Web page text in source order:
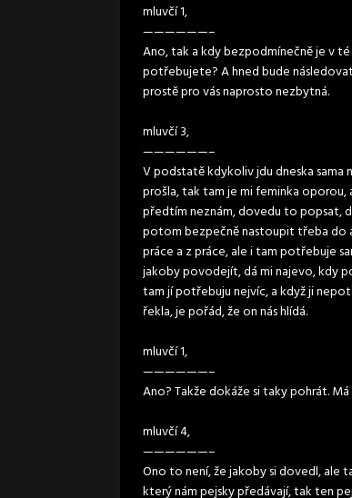
mluvčí 1,
——————–
Ano, tak a kdy bezpodmínečně je v
potřebujete? A hned bude
prostě pro vás naprosto nezbytná.
mluvčí 3,
——————–
V podstatě kdykoliv jdu dneska sama
prošla, tak tam je mi feminka oporou,
předtím neznám, dovedu to popsat,
potom bezpečně nastoupit třeba do
práce a z práce, ale i tam potřebuje
jakoby povodejít, dá mi najevo, kdy
tam jí potřebuju nejvíc, a když ji
řekla, je pořád, že on nás hlídá.
mluvčí 1,
——————–
Ano? Takže dokáže si taky pohrát.
mluvčí 4,
——————–
Ono to není, že jakoby si dovedl, ale
který nám pejsky předávají, tak ten